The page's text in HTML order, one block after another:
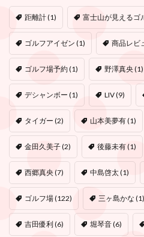
距離計(1) 富士山が見えるゴ
ゴルフアイゼン (1) 商品レビ
ゴルフ場予約(1) 野澤真央(1)
デシャンボー (1) LIV(9)
タイガー (2) 山本美夢有(1)
金田久美子(2) 後藤未有(1)
西郷真央(7) 中島啓太(1)
ゴルフ場(122) 三ヶ島かな (1)
吉田優利(6) 堀琴音(6)